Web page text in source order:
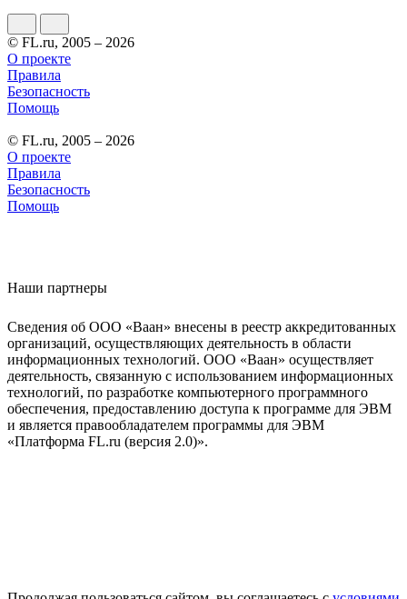
© FL.ru, 2005 – 2026
О проекте
Правила
Безопасность
Помощь
© FL.ru, 2005 – 2026
О проекте
Правила
Безопасность
Помощь
Наши партнеры
Сведения об ООО «Ваан» внесены в реестр аккредитованных
организаций, осуществляющих деятельность в области
информационных технологий. ООО «Ваан» осуществляет
деятельность, связанную с использованием информационных
технологий, по разработке компьютерного программного
обеспечения, предоставлению доступа к программе для ЭВМ
и является правообладателем программы для ЭВМ
«Платформа FL.ru (версия 2.0)».